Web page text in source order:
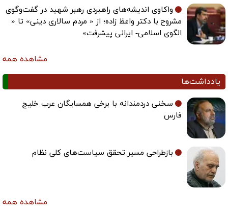
واکاوی اندیشه‌های راهبردی رهبر شهید در گفت‌وگوی
مشروح با دکتر واعظ زاده؛ از « مردم سالاری دینی» تا «
الگوی اسلامی- ایرانی پیشرفت»
مشاهده همه
یادداشت‌ها
سخنی دردمندانه با برخی همسایگان عرب خلیج
فارس
بازطراحی مسیر تحقق سیاست‌های کلی نظام
مشاهده همه